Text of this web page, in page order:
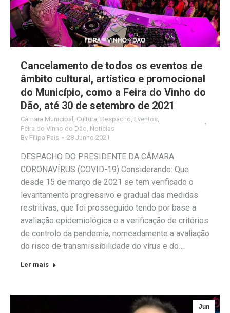
Cancelamento de todos os eventos de
âmbito cultural, artístico e promocional
do Município, como a Feira do Vinho do
Dão, até 30 de setembro de 2021
Câmara Municipal , Cultura, Despacho, Eventos,
Feira do Vinho do Dão, Notícias
By Filipa Pais 28 Junho 2021
DESPACHO DO PRESIDENTE DA CÂMARA
CORONAVÍRUS (COVID-19) Considerando: Que
desde 15 de março de 2021 se tem verificado o
levantamento progressivo e gradual das medidas
restritivas, que foi prosseguido tendo por base a
avaliação epidemiológica e a verificação de critérios
de controlo da pandemia, nomeadamente a avaliação
do risco de transmissibilidade do vírus e do…
Ler mais
Jun